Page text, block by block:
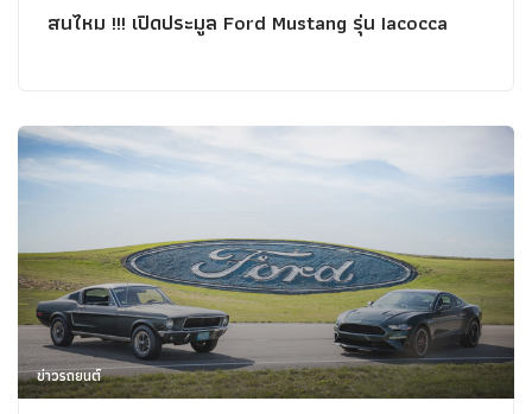
สนไหม !!! เปิดประมูล Ford Mustang รุ่น Iacocca
ข่าวรถยนต์